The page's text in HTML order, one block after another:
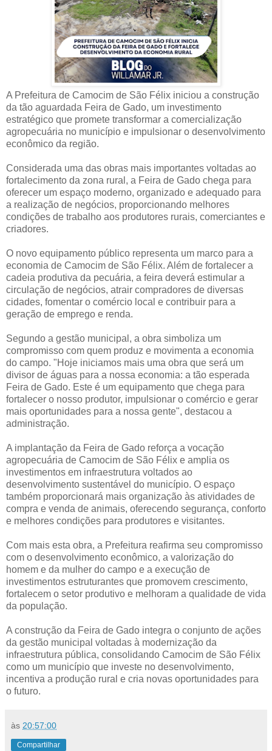
A Prefeitura de Camocim de São Félix iniciou a construção
da tão aguardada Feira de Gado, um investimento
estratégico que promete transformar a comercialização
agropecuária no município e impulsionar o desenvolvimento
econômico da região.
Considerada uma das obras mais importantes voltadas ao
fortalecimento da zona rural, a Feira de Gado chega para
oferecer um espaço moderno, organizado e adequado para
a realização de negócios, proporcionando melhores
condições de trabalho aos produtores rurais, comerciantes e
criadores.
O novo equipamento público representa um marco para a
economia de Camocim de São Félix. Além de fortalecer a
cadeia produtiva da pecuária, a feira deverá estimular a
circulação de negócios, atrair compradores de diversas
cidades, fomentar o comércio local e contribuir para a
geração de emprego e renda.
Segundo a gestão municipal, a obra simboliza um
compromisso com quem produz e movimenta a economia
do campo. "Hoje iniciamos mais uma obra que será um
divisor de águas para a nossa economia: a tão esperada
Feira de Gado. Este é um equipamento que chega para
fortalecer o nosso produtor, impulsionar o comércio e gerar
mais oportunidades para a nossa gente", destacou a
administração.
A implantação da Feira de Gado reforça a vocação
agropecuária de Camocim de São Félix e amplia os
investimentos em infraestrutura voltados ao
desenvolvimento sustentável do município. O espaço
também proporcionará mais organização às atividades de
compra e venda de animais, oferecendo segurança, conforto
e melhores condições para produtores e visitantes.
Com mais esta obra, a Prefeitura reafirma seu compromisso
com o desenvolvimento econômico, a valorização do
homem e da mulher do campo e a execução de
investimentos estruturantes que promovem crescimento,
fortalecem o setor produtivo e melhoram a qualidade de vida
da população.
A construção da Feira de Gado integra o conjunto de ações
da gestão municipal voltadas à modernização da
infraestrutura pública, consolidando Camocim de São Félix
como um município que investe no desenvolvimento,
incentiva a produção rural e cria novas oportunidades para
o futuro.
às 20:57:00
Compartilhar